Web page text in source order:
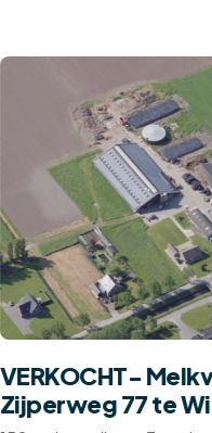
VERKOCHT-
Zijperweg 77 te